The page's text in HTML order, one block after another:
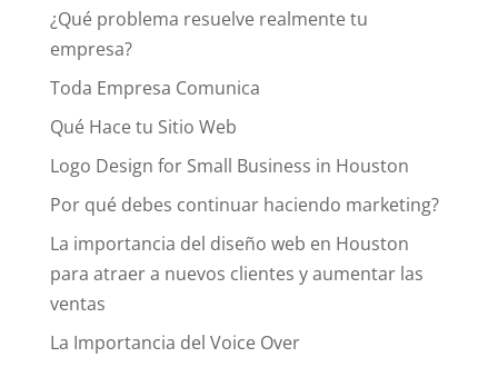
¿Qué problema resuelve realmente tu
empresa?
Toda Empresa Comunica
Qué Hace tu Sitio Web
Logo Design for Small Business in Houston
Por qué debes continuar haciendo marketing?
La importancia del diseño web en Houston
para atraer a nuevos clientes y aumentar las
ventas
La Importancia del Voice Over